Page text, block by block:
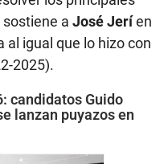
a José Jeríen
al igual que lo hizo con
2025).
candidatos Guido
lanzan puyazos en